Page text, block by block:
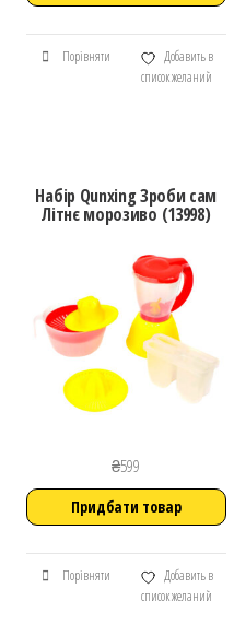
Порівняти
Добавить в
список желаний
Набір Qunxing Зроби сам
Літнє морозиво (13998)
₴599
Придбати товар
Порівняти
Добавить в
список желаний